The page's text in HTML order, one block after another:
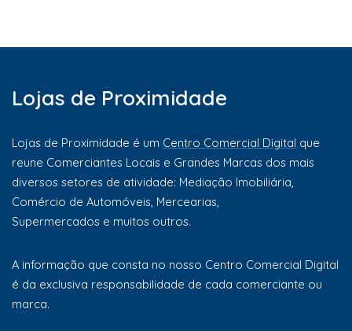
Lojas de Proximidade
Lojas de Proximidade é um Centro Comercial Digital que
reune Comerciantes Locais e Grandes Marcas dos mais
diversos setores de atividade: Mediação Imobiliária,
Comércio de Automóveis, Mercearias,
Supermercados e muitos outros.
A informação que consta no nosso Centro Comercial Digital
é da exclusiva responsabilidade de cada comerciante ou
marca.